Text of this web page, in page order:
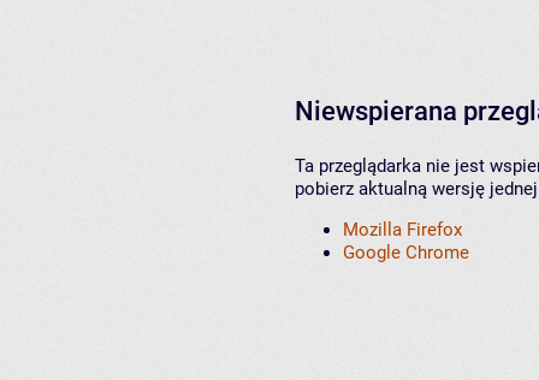
Niewspierana
Ta przeglądarka nie jest
pobierz aktualną wersję
Mozilla Firefox
Google Chrome